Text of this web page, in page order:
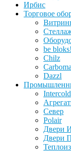
Ирбис
Торговое
be bloks!
Chilz
Carboma
Dazzl
Intercold
Север
Polair
Двери
Двери